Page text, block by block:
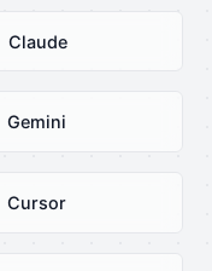
Claude
Gemini
Cursor